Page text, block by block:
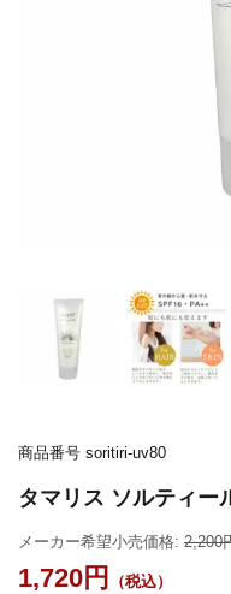
商品番号 soritiri-uv80
タマリス ソルティー
メーカー希望小売価格: 2,200
1,720